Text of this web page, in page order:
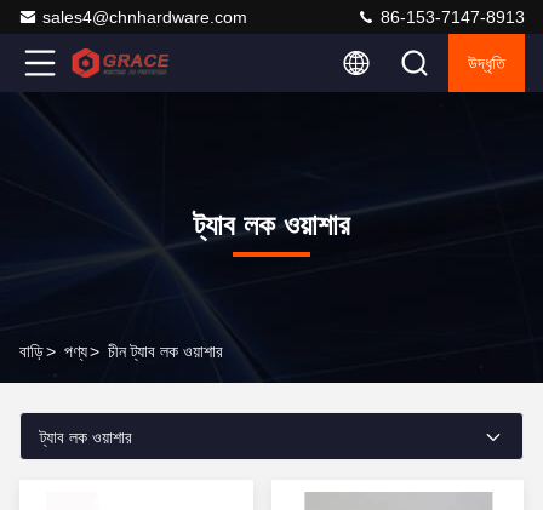
sales4@chnhardware.com 86-153-7147-8913
উদ্ধৃতি
ট্যাব লক ওয়াশার
বাড়ি> পণ্য> চীন ট্যাব লক ওয়াশার
ট্যাব লক ওয়াশার